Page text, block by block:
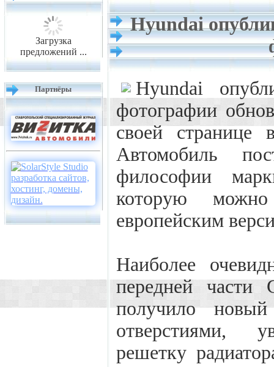
Загрузка
предложений ...
Партнёры
Hyundai
Hyundai
фотографии
своей странице
Автомобиль
философии
которую
европейским
Наиболее
передней части
получило
отверстиями,
решетку